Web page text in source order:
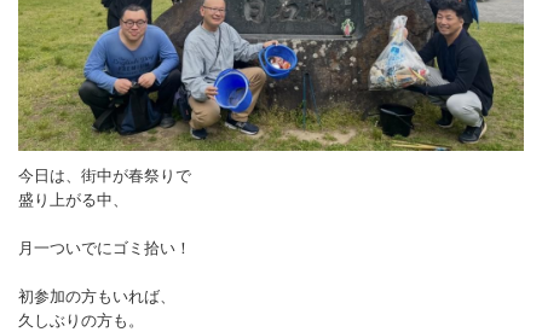
お問合せ
今日は、街中が春祭りで
盛り上がる中、
月一ついでにゴミ拾い！
初参加の方もいれば、
久しぶりの方も。